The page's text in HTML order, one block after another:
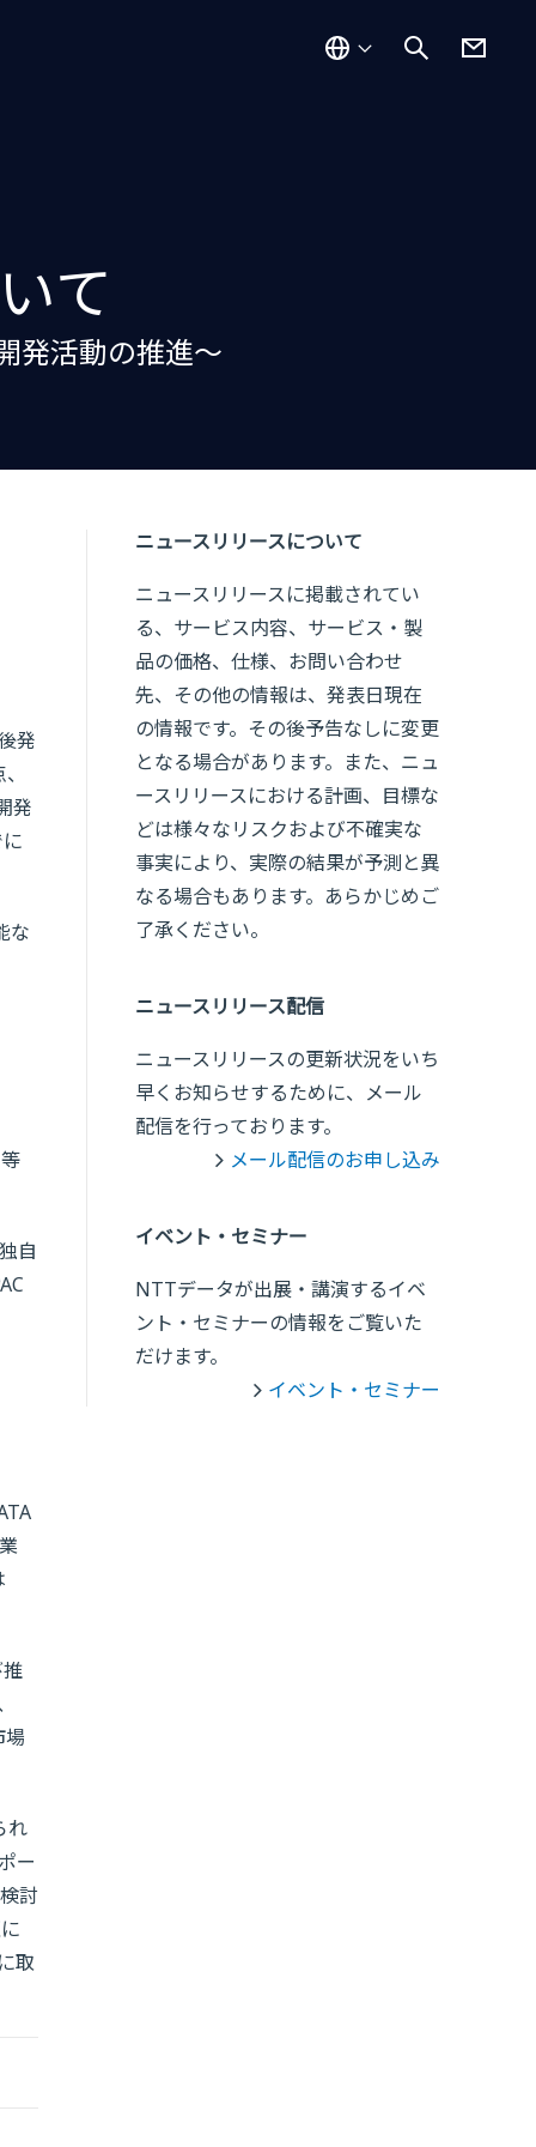
て
発活動の推進～
発
発
な
自
場
れ
ー
討
取
ニュースリリースについて
ニュースリリースに掲載されてい
る、サービス内容、サービス・製
品の価格、仕様、お問い合わせ
先、その他の情報は、発表日現在
の情報です。その後予告なしに変更
となる場合があります。また、ニュ
ースリリースにおける計画、目標な
どは様々なリスクおよび不確実な
事実により、実際の結果が予測と異
なる場合もあります。あらかじめご
了承ください。
ニュースリリース配信
ニュースリリースの更新状況をいち
早くお知らせするために、メール
配信を行っております。
メール配信のお申し込み
イベント・セミナー
NTTデータが出展・講演するイベ
ント・セミナーの情報をご覧いた
だけます。
イベント・セミナー